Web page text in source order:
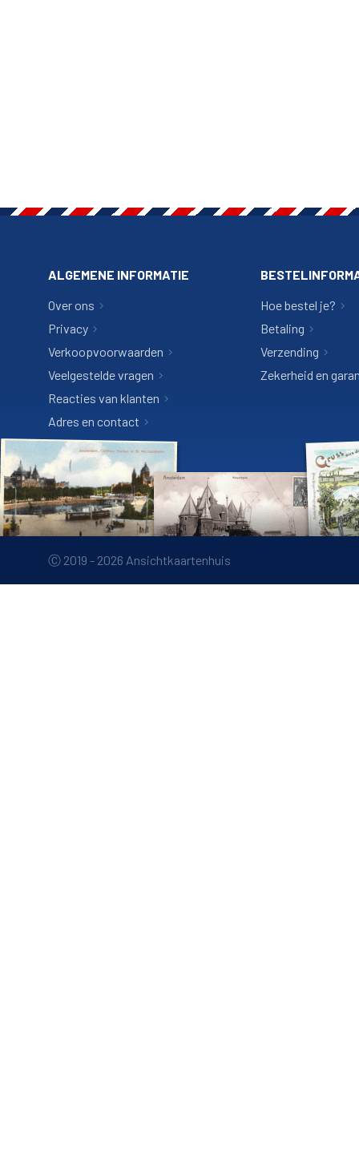
ALGEMENE INFORMATIE
Over ons
Privacy
Verkoopvoorwaarden
Veelgestelde vragen
Reacties van klanten
Adres en contact
Hoe bestel je?
Betaling
Verzending
Zekerheid en
Ⓒ 2019 - 2026 Ansichtkaartenhuis